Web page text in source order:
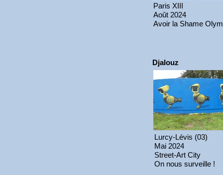
Paris XIII
Août 2024
Avoir la Shame
Djalouz
Lurcy-Lévis (03)
Mai 2024
Street-Art City
On nous surveille !